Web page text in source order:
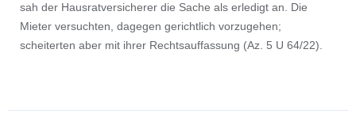
sah der Hausratversicherer die Sache als erledigt an. Die
Mieter versuchten, dagegen gerichtlich vorzugehen;
scheiterten aber mit ihrer Rechtsauffassung (Az. 5 U 64/22).